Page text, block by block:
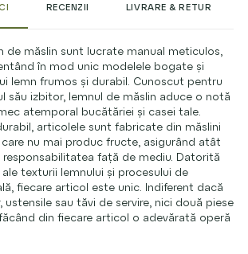
RECENZII LIVRARE & RETUR
de măslin sunt lucrate manual meticulos,
în mod unic modelele bogate și
lemn frumos și durabil. Cunoscut pentru
său izbitor, lemnul de măslin aduce o notă
atemporal bucătăriei și casei tale.
articolele sunt fabricate din măslini
nu mai produc fructe, asigurând atât
față de mediu. Datorită
texturii lemnului și procesului de
fiecare articol este unic. Indiferent dacă
sau tăvi de servire, nici două piese
din fiecare articol o adevărată operă